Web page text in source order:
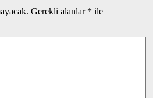
Gerekli alanlar * ile